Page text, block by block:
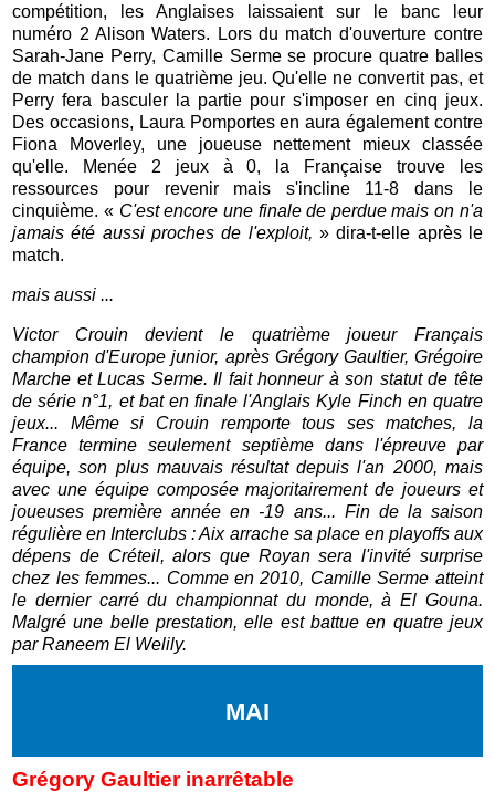
compétition, les Anglaises laissaient sur le banc leur
numéro 2 Alison Waters. Lors du match d'ouverture contre
Sarah-Jane Perry, Camille Serme se procure quatre balles
de match dans le quatrième jeu. Qu'elle ne convertit pas, et
Perry fera basculer la partie pour s'imposer en cinq jeux.
Des occasions, Laura Pomportes en aura également contre
Fiona Moverley, une joueuse nettement mieux classée
qu'elle. Menée 2 jeux à 0, la Française trouve les
ressources pour revenir mais s'incline 11-8 dans le
cinquième. « C'est encore une finale de perdue mais on n'a
jamais été aussi proches de l'exploit, » dira-t-elle après le
match.
mais aussi ...
Victor Crouin devient le quatrième joueur Français
champion d'Europe junior, après Grégory Gaultier, Grégoire
Marche et Lucas Serme. Il fait honneur à son statut de tête
de série n°1, et bat en finale l'Anglais Kyle Finch en quatre
jeux... Même si Crouin remporte tous ses matches, la
France termine seulement septième dans l'épreuve par
équipe, son plus mauvais résultat depuis l'an 2000, mais
avec une équipe composée majoritairement de joueurs et
joueuses première année en -19 ans... Fin de la saison
régulière en Interclubs : Aix arrache sa place en playoffs aux
dépens de Créteil, alors que Royan sera l'invité surprise
chez les femmes... Comme en 2010, Camille Serme atteint
le dernier carré du championnat du monde, à El Gouna.
Malgré une belle prestation, elle est battue en quatre jeux
par Raneem El Welily.
MAI
Grégory Gaultier inarrêtable